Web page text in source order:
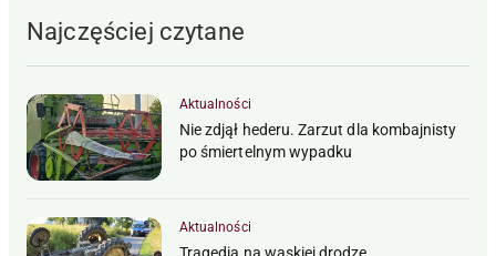
Najczęściej czytane
Aktualności
Nie zdjął hederu. Zarzut dla kombajnisty
po śmiertelnym wypadku
Aktualności